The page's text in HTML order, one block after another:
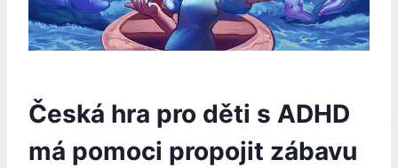
Česká hra pro děti s ADHD
má pomoci propojit zábavu